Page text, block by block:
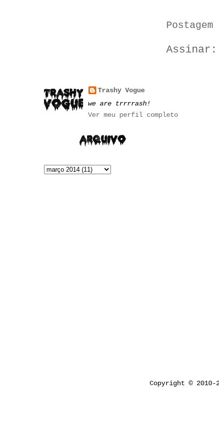
Trashy Vogue
we are trrrrash!
Ver meu perfil completo
Copyright ©